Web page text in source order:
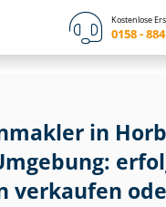
Kostenlose
0158 -
in
verkaufen